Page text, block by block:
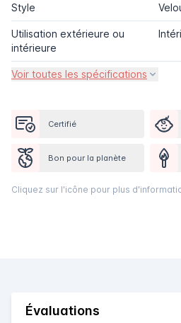
Style
Utilisation extérieure ou
intérieure
Voir toutes les spécifications
Certifié
Bon pour la planète
Cliquez sur l'icône pour plus
Évaluations